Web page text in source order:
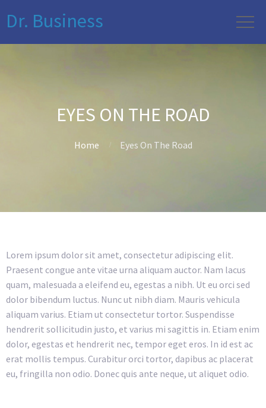
Dr. Business
EYES ON THE ROAD
Home Eyes On The Road
Lorem ipsum dolor sit amet, consectetur adipiscing elit.
Praesent congue ante vitae urna aliquam auctor. Nam lacus
quam, malesuada a eleifend eu, egestas a nibh. Ut eu orci sed
dolor bibendum luctus. Nunc ut nibh diam. Mauris vehicula
aliquam varius. Etiam ut consectetur tortor. Suspendisse
hendrerit sollicitudin justo, et varius mi sagittis in. Etiam enim
dolor, egestas et hendrerit nec, tempor eget eros. In id est ac
erat mollis tempus. Curabitur orci tortor, dapibus ac placerat
eu, fringilla non odio. Donec quis ante neque, ut aliquet odio.